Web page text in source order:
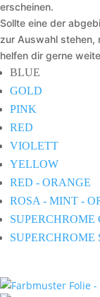
erscheinen.
Sollte eine der
zur Auswahl stehen,
helfen dir gerne
BLUE
GOLD
PINK
RED
VIOLETT
YELLOW
RED - ORANGE
ROSA - MINT -
SUPERCHROME
SUPERCHROME